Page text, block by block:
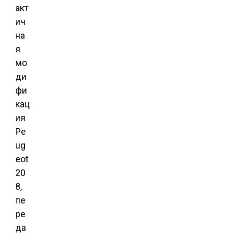
акт
ич
на
я
мо
ди
фи
кац
ия
Pe
ug
eot
20
8,
пе
ре
да